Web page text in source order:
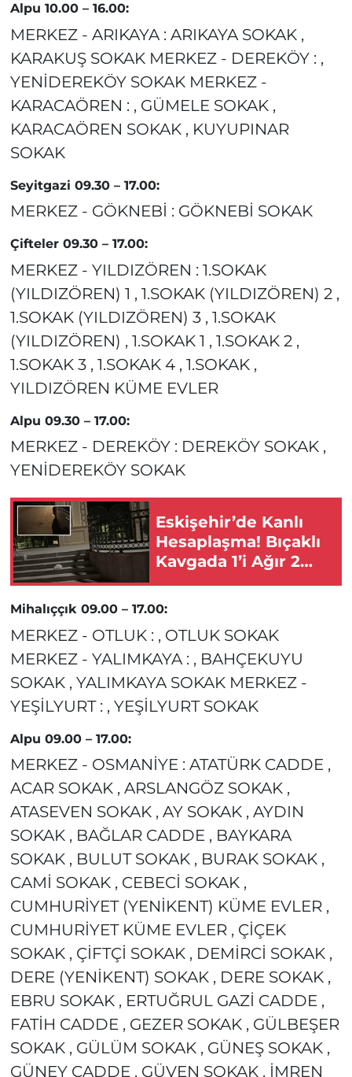
Alpu 10.00 – 16.00:
MERKEZ - ARIKAYA : ARIKAYA SOKAK ,
KARAKUŞ SOKAK MERKEZ - DEREKÖY : ,
YENİDEREKÖY SOKAK MERKEZ -
KARACAÖREN : , GÜMELE SOKAK ,
KARACAÖREN SOKAK , KUYUPINAR
SOKAK
Seyitgazi 09.30 – 17.00:
MERKEZ - GÖKNEBİ : GÖKNEBİ SOKAK
Çifteler 09.30 – 17.00:
MERKEZ - YILDIZÖREN : 1.SOKAK
(YILDIZÖREN) 1 , 1.SOKAK (YILDIZÖREN) 2 ,
1.SOKAK (YILDIZÖREN) 3 , 1.SOKAK
(YILDIZÖREN) , 1.SOKAK 1 , 1.SOKAK 2 ,
1.SOKAK 3 , 1.SOKAK 4 , 1.SOKAK ,
YILDIZÖREN KÜME EVLER
Alpu 09.30 – 17.00:
MERKEZ - DEREKÖY : DEREKÖY SOKAK ,
YENİDEREKÖY SOKAK
Eskişehir’de Kanlı
Hesaplaşma! Bıçaklı
Kavgada 1’i Ağır 2
Kişi Yaralandı!
Mihalıççık 09.00 – 17.00:
MERKEZ - OTLUK : , OTLUK SOKAK
MERKEZ - YALIMKAYA : , BAHÇEKUYU
SOKAK , YALIMKAYA SOKAK MERKEZ -
YEŞİLYURT : , YEŞİLYURT SOKAK
Alpu 09.00 – 17.00:
MERKEZ - OSMANİYE : ATATÜRK CADDE ,
ACAR SOKAK , ARSLANGÖZ SOKAK ,
ATASEVEN SOKAK , AY SOKAK , AYDIN
SOKAK , BAĞLAR CADDE , BAYKARA
SOKAK , BULUT SOKAK , BURAK SOKAK ,
CAMİ SOKAK , CEBECİ SOKAK ,
CUMHURİYET (YENİKENT) KÜME EVLER ,
CUMHURİYET KÜME EVLER , ÇİÇEK
SOKAK , ÇİFTÇİ SOKAK , DEMİRCİ SOKAK ,
DERE (YENİKENT) SOKAK , DERE SOKAK ,
EBRU SOKAK , ERTUĞRUL GAZİ CADDE ,
FATİH CADDE , GEZER SOKAK , GÜLBEŞER
SOKAK , GÜLÜM SOKAK , GÜNEŞ SOKAK ,
GÜNEY CADDE , GÜVEN SOKAK , İMREN